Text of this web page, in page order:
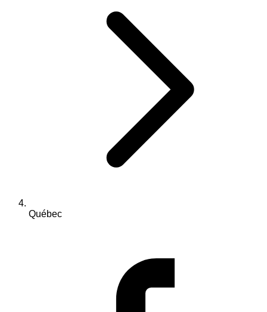
Québec